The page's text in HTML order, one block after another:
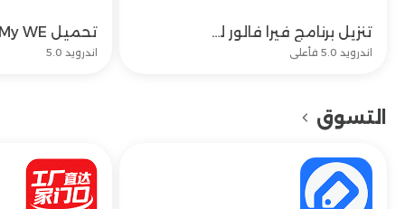
تنزيل برنامج فيرا فالور للاندرويد اخر اصدار من FiraFollower
اندرويد 5.0 فأعلى اندرويد 5.0
التسوق